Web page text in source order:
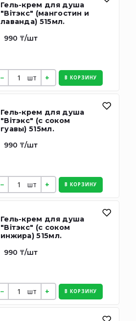
Гель-крем для душа
"Вiтэкс" (мангостин и
лаванда) 515мл.
990 ₸/шт
шт В КОРЗИНУ
Гель-крем для душа
"Вiтэкс" (с соком
гуавы) 515мл.
990 ₸/шт
шт В КОРЗИНУ
Гель-крем для душа
"Вiтэкс" (с соком
инжира) 515мл.
990 ₸/шт
шт В КОРЗИНУ